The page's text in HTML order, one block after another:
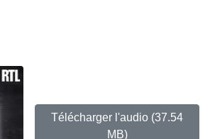
Télécharger l'audio (37.54
MB)